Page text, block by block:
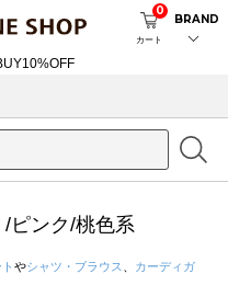
カート
0
BRAND
実施のお知らせ
ピンク/桃色系
やシャツ・ブラウス
カーディガ